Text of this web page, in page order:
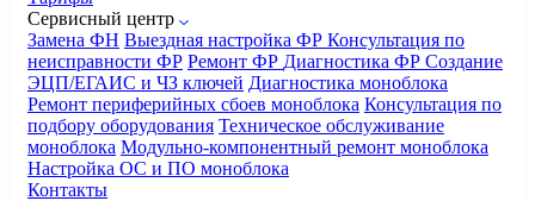
Сервисный центр
Замена ФН Выездная настройка ФР Консультация по
неисправности ФР Ремонт ФР Диагностика ФР Создание
ЭЦП/ЕГАИС и ЧЗ ключей Диагностика моноблока
Ремонт периферийных сбоев моноблока Консультация по
подбору оборудования Техническое обслуживание
моноблока Модульно-компонентный ремонт моноблока
Настройка ОС и ПО моноблока
Контакты